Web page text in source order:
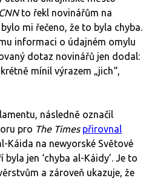
CNNto řekl novinářům na
mi řečeno, že to byla chyba.
informaci o údajném omylu
dotaz novinářů jen dodal:
mínil výrazem „jich“,
následně označil
pro The Times přirovnal
Káida na newyorské Světové
jen ‘chyba al-Káidy’. Je to
a zároveň ukazuje, že